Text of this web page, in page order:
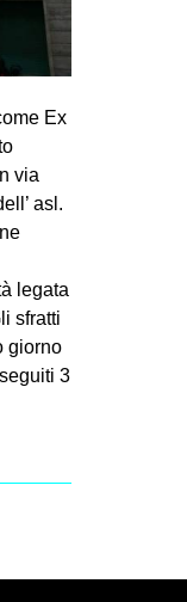
Ex
via
asl.
legata
sfratti
giorno
3